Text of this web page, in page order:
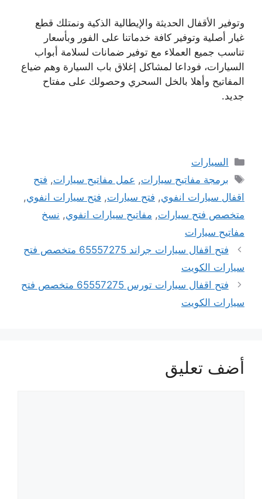
وتوفير الأقفال الحديثة والإيطالية الذكية ونمتلك قطع
غيار أصلية وتوفير كافة خدماتنا على الفور وبأسعار
تناسب جميع العملاء مع توفير ضمانات لسلامة أبواب
السيارات، فوداعا لمشاكل إغلاق باب السيارة وهم ضياع
المفاتيح وأهلا بالخل السحري وحصولك على مفتاح
جديد.
التصنيفات
السيارات
الوسوم
برمجة مفاتيح سيارات, عمل مفاتيح سيارات, فتح
اقفال سيارات انفوي, فتح سيارات, فتح سيارات انفوي,
متخصص فتح سيارات, مفاتيح سيارات انفوي, نسخ
مفاتيح سيارات
فتح اقفال سيارات جراند 65557275 متخصص فتح
سيارات الكويت
فتح اقفال سيارات تورس 65557275 متخصص فتح
سيارات الكويت
أضف تعليق